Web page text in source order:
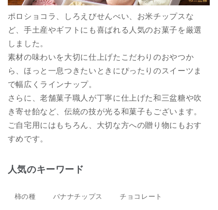
ポロショコラ、しろえびせんべい、お米チップスな
ど、手土産やギフトにも喜ばれる人気のお菓子を厳選
しました。
素材の味わいを大切に仕上げたこだわりのおやつか
ら、ほっと一息つきたいときにぴったりのスイーツま
で幅広くラインナップ。
さらに、老舗菓子職人が丁寧に仕上げた和三盆糖や吹
き寄せ飴など、伝統の技が光る和菓子もございます。
ご自宅用にはもちろん、大切な方への贈り物にもおす
すめです。
人気のキーワード
柿の種 バナナチップス チョコレート